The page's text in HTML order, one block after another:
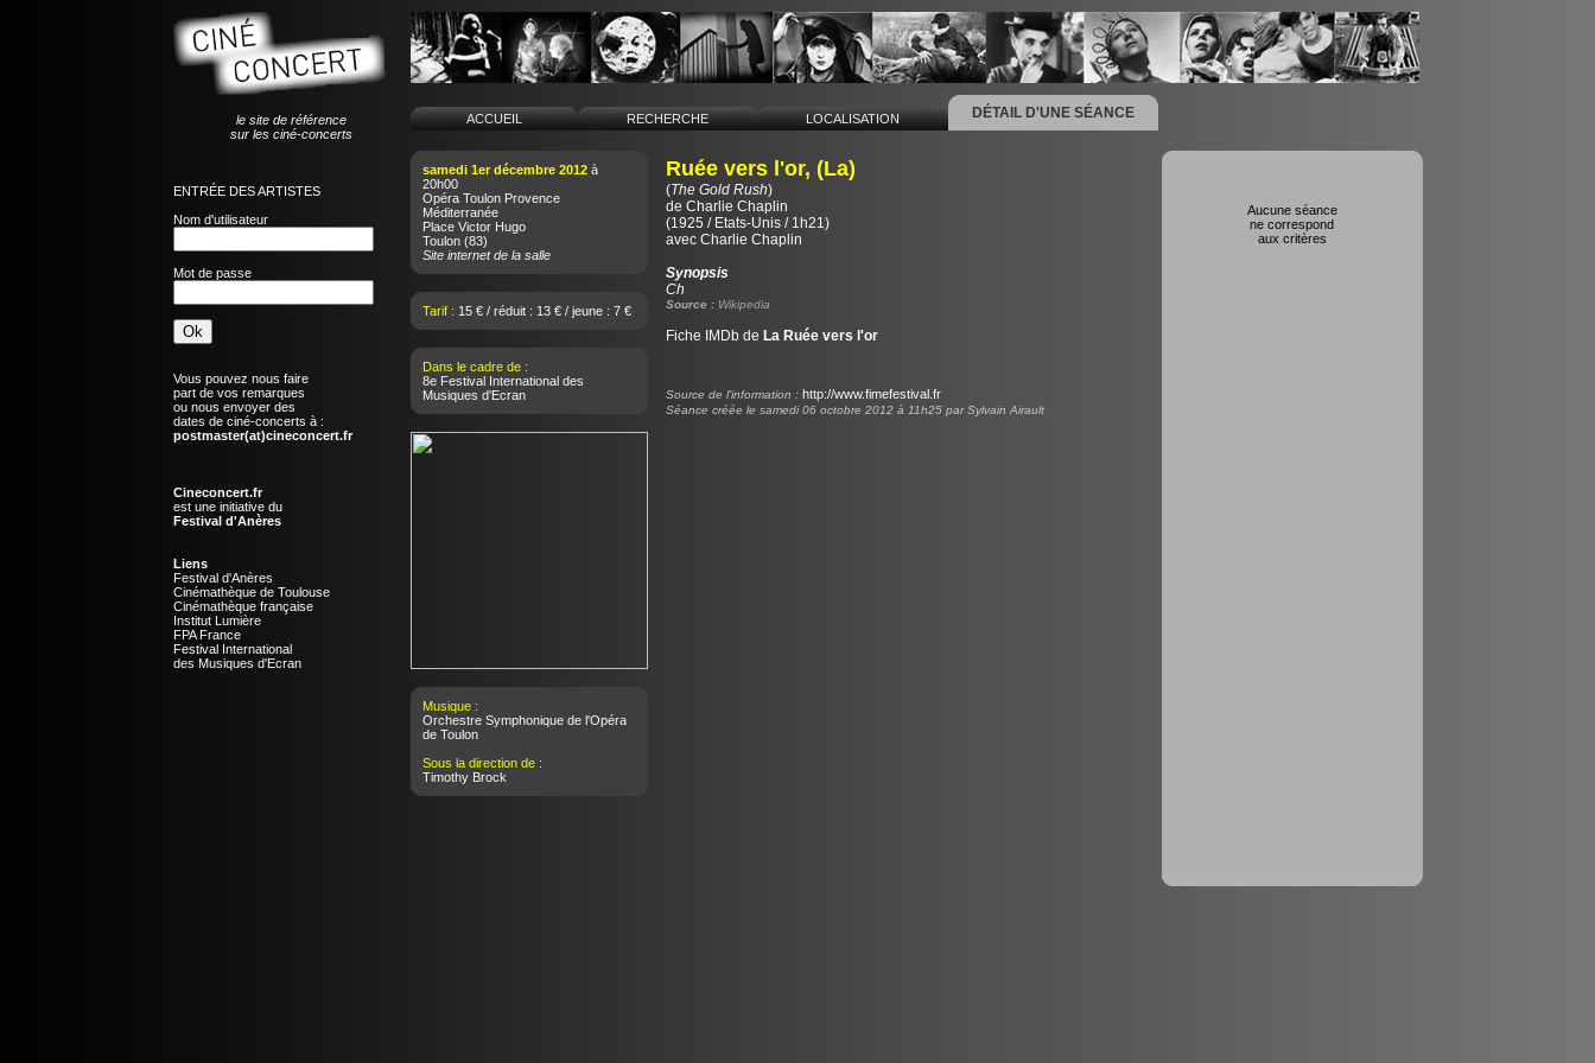
le site de référence
sur les ciné-concerts
ENTRÉE DES ARTISTES
Nom d'utilisateur
Mot de passe
Vous pouvez nous faire
part de vos remarques
ou nous envoyer des
dates de ciné-concerts à :
postmaster(at)cineconcert.fr
Cineconcert.fr
est une initiative du
Festival d'Anères
Liens
Festival d'Anères
Cinémathèque de Toulouse
Cinémathèque française
Institut Lumière
FPA France
Festival International
des Musiques d'Ecran
ACCUEIL RECHERCHE LOCALISATION DÉTAIL D'UNE SÉANCE
samedi 1er décembre 2012à
20h00
Opéra Toulon Provence
Méditerranée
Place Victor Hugo
Toulon(83)
Site internet de la salle
Tarif : 15 € / réduit : 13 € / jeune : 7 €
Dans le cadre de :
8e Festival International des
Musiques d'Ecran
Musique :
Orchestre Symphonique de l'Opéra
de Toulon
Sous la direction de :
Timothy Brock
Ruée vers l'or, (La)
(The Gold Rush)
de Charlie Chaplin
(1925 / Etats-Unis / 1h21)
avec Charlie Chaplin
Synopsis
Ch
Source : Wikipedia
Fiche IMDb de La Ruée vers l'or
Source de l'information : http://www.fimefestival.fr
Séance créée le samedi 06 octobre 2012 à 11h25 par Sylvain Airault
Aucune séance
ne correspond
aux critères